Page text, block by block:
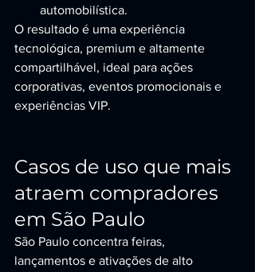
automobilística.
O resultado é uma experiência
tecnológica, premium e altamente
compartilhável, ideal para ações
corporativas, eventos promocionais e
experiências VIP.
Casos de uso que mais
atraem compradores
em São Paulo
São Paulo concentra feiras,
lançamentos e ativações de alto